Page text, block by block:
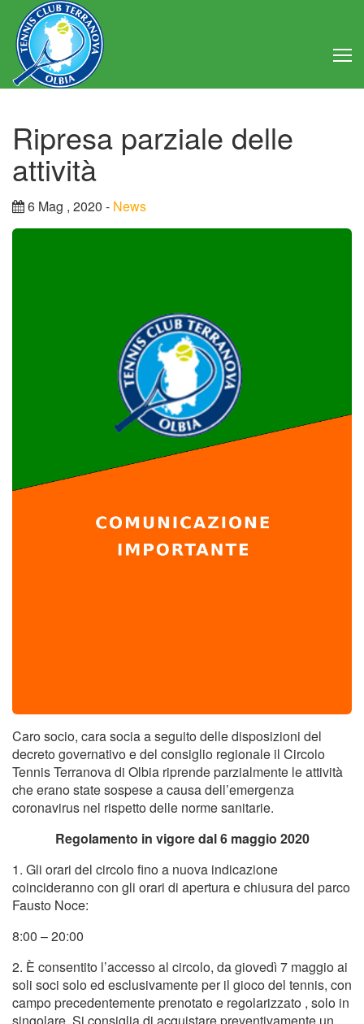
Club
Regolamento
Ripresa parziale delle
attività
6 Mag , 2020 - News
Caro socio, cara socia a seguito delle disposizioni del
decreto governativo e del consiglio regionale il Circolo
Tennis Terranova di Olbia riprende parzialmente le attività
che erano state sospese a causa dell’emergenza
coronavirus nel rispetto delle norme sanitarie.
Regolamento in vigore dal 6 maggio 2020
1. Gli orari del circolo fino a nuova indicazione
coincideranno con gli orari di apertura e chiusura del parco
Fausto Noce:
8:00 – 20:00
2. È consentito l’accesso al circolo, da giovedì 7 maggio ai
soli soci solo ed esclusivamente per il gioco del tennis, con
campo precedentemente prenotato e regolarizzato , solo in
singolare. Si consiglia di acquistare preventivamente un